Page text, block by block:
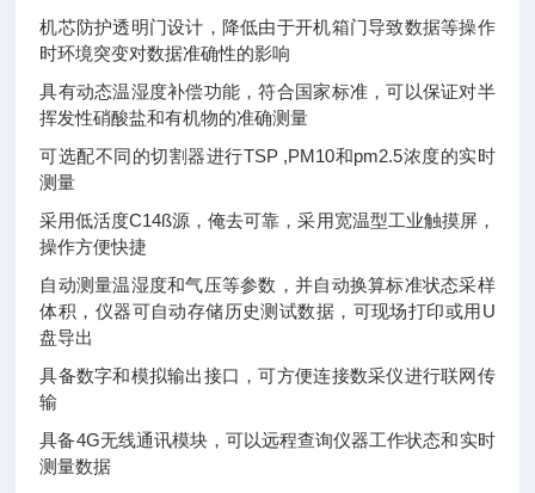
机芯防护透明门设计，降低由于开机箱门导致数据等操作
时环境突变对数据准确性的影响
具有动态温湿度补偿功能，符合国家标准，可以保证对半
挥发性硝酸盐和有机物的准确测量
可选配不同的切割器进行TSP ,PM10和pm2.5浓度的实时
测量
采用低活度C14ß源，俺去可靠，采用宽温型工业触摸屏，
操作方便快捷
自动测量温湿度和气压等参数，并自动换算标准状态采样
体积，仪器可自动存储历史测试数据，可现场打印或用U
盘导出
具备数字和模拟输出接口，可方便连接数采仪进行联网传
输
具备4G无线通讯模块，可以远程查询仪器工作状态和实时
测量数据